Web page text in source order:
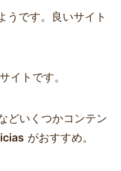
うです。良いサイト
イトです。
いくつかコンテン
がおすすめ。